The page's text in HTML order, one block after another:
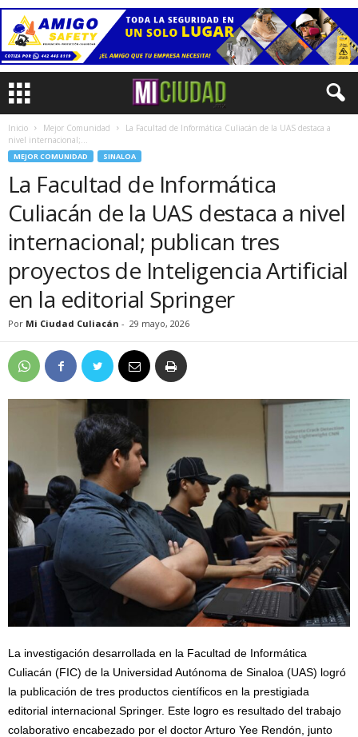
Inicio Mejor Comunidad
La Facultad de Informática Culiacán de la UAS destaca a
nivel internacional;...
MEJOR COMUNIDAD SINALOA
La Facultad de Informática
Culiacán de la UAS destaca a nivel
internacional; publican tres
proyectos de Inteligencia Artificial
en la editorial Springer
Por Mi Ciudad Culiacán - 29 mayo, 2026
La investigación desarrollada en la Facultad de Informática
Culiacán (FIC) de la Universidad Autónoma de Sinaloa (UAS) logró
la publicación de tres productos científicos en la prestigiada
editorial internacional Springer. Este logro es resultado del trabajo
colaborativo encabezado por el doctor Arturo Yee Rendón, junto